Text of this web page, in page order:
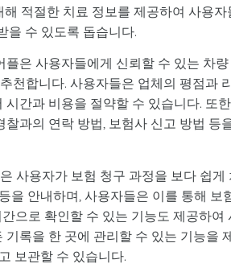
적절한 치료 정보를 제공하여 사용자
을 수 있도록 돕습니다.
은 사용자들에게 신뢰할 수 있는 차량
천합니다. 사용자들은 업체의 평점과
간과 비용을 절약할 수 있습니다. 또
과의 연락 방법, 보험사 신고 방법 등
사용자가 보험 청구 과정을 보다 쉽게
을 안내하며, 사용자들은 이를 통해 보
으로 확인할 수 있는 기능도 제공하여
록을 한 곳에 관리할 수 있는 기능을
보관할 수 있습니다.